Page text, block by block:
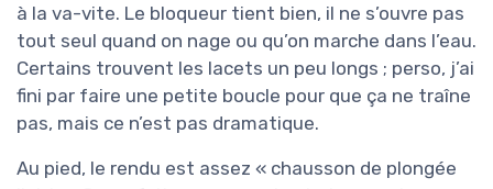
à la va-vite. Le bloqueur tient bien, il ne s’ouvre pas
tout seul quand on nage ou qu’on marche dans l’eau.
Certains trouvent les lacets un peu longs ; perso, j’ai
fini par faire une petite boucle pour que ça ne traîne
pas, mais ce n’est pas dramatique.
Au pied, le rendu est assez « chausson de plongée